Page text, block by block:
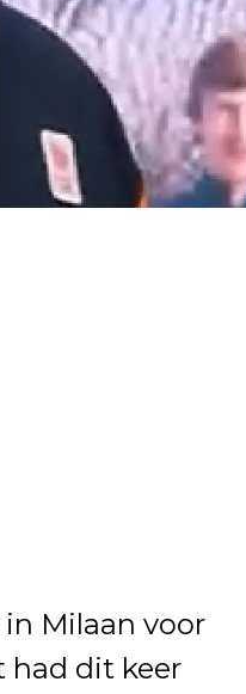
Milaan voor
had dit keer